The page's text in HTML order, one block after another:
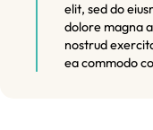
elit, sed do
dolore magna
nostrud
ea commodo